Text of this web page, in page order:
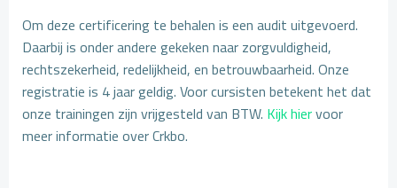
Om deze certificering te behalen is een audit uitgevoerd.
Daarbij is onder andere gekeken naar zorgvuldigheid,
rechtszekerheid, redelijkheid, en betrouwbaarheid. Onze
registratie is 4 jaar geldig. Voor cursisten betekent het dat
onze trainingen zijn vrijgesteld van BTW. Kijk hiervoor
meer informatie over Crkbo.